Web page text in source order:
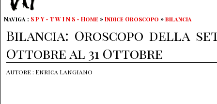
Naviga : S P Y - T W I N S - Home »Indice Oroscopo »bilancia
Bilancia: Oroscopo della
Ottobre al 31 Ottobre
Autore : Enrica Langiano